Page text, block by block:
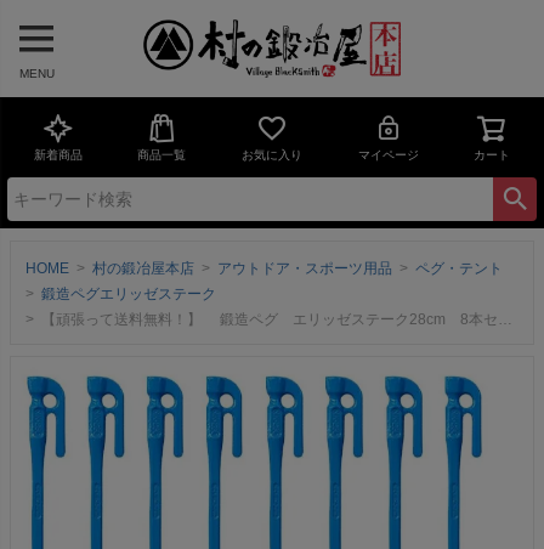
MENU
新着商品 商品一覧 お気に入り マイページ カート
HOME 村の鍛冶屋本店 アウトドア・スポーツ用品
ペグ・テント
鍛造ペグエリッゼステーク
【頑張って送料無料！】 鍛造ペグ エリッゼステーク28cm 8本セット MK-280BL×8本 粉体塗装 ブルー 青 フォージドステークス インナーテントやレジャーシートの固定に便利！ デザインコンペでIDS賞受賞 エリステ